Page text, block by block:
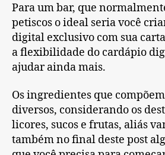
Para um bar, que
petiscos o ideal seria você
digital exclusivo com sua
a flexibilidade do cardápio
ajudar ainda mais.
Os ingredientes que
diversos, considerando os
licores, sucos e frutas, aliás
também no final deste post